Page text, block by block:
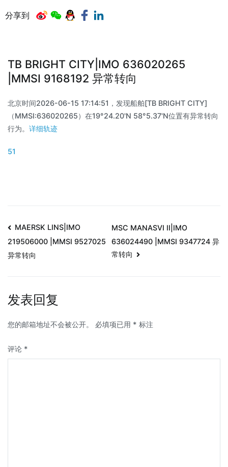
分享到
TB BRIGHT CITY|IMO 636020265
|MMSI 9168192 异常转向
北京时间2026-06-15 17:14:51，发现船舶[TB BRIGHT CITY]
（MMSI:636020265）在19°24.20'N 58°5.37'N位置有异常转向
行为。 详细轨迹
51
MAERSK LINS|IMO
219506000 |MMSI 9527025
异常转向
MSC MANASVI II|IMO
636024490 |MMSI 9347724 异
常转向
发表回复
您的邮箱地址不会被公开。 必填项已用 * 标注
评论 *